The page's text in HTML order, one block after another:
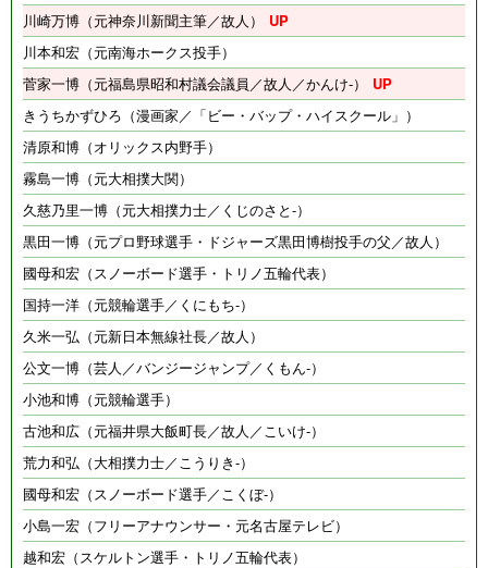
川崎万博（元神奈川新聞主筆／故人）
川本和宏（元南海ホークス投手）
菅家一博（元福島県昭和村議会議員／故人／かんけ-）
きうちかずひろ（漫画家／「ビー・バップ・ハイスクール」）
清原和博（オリックス内野手）
霧島一博（元大相撲大関）
久慈乃里一博（元大相撲力士／くじのさと-）
黒田一博（元プロ野球選手・ドジャーズ黒田博樹投手の父／故人）
國母和宏（スノーボード選手・トリノ五輪代表）
国持一洋（元競輪選手／くにもち-）
久米一弘（元新日本無線社長／故人）
公文一博（芸人／バンジージャンプ／くもん-）
小池和博（元競輪選手）
古池和広（元福井県大飯町長／故人／こいけ-）
荒力和弘（大相撲力士／こうりき-）
國母和宏（スノーボード選手／こくぼ-）
小島一宏（フリーアナウンサー・元名古屋テレビ）
越和宏（スケルトン選手・トリノ五輪代表）